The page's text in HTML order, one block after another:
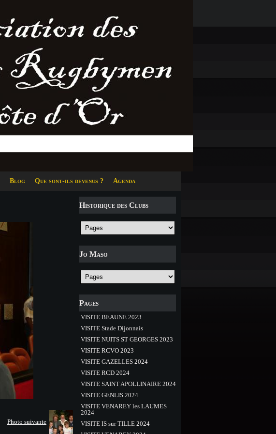
Blog Que sont-ils devenus ? Agenda
Historique des Clubs
Jo Maso
Pages
VISITE BEAUNE 2023
VISITE Stade Dijonnais
VISITE NUITS ST GEORGES 2023
VISITE RCVO 2023
VISITE GAZELLES 2024
VISITE RCD 2024
VISITE SAINT APOLLINAIRE 2024
VISITE GENLIS 2024
VISITE VENAREY les LAUMES
2024
VISITE IS sur TILLE 2024
Photo suivante